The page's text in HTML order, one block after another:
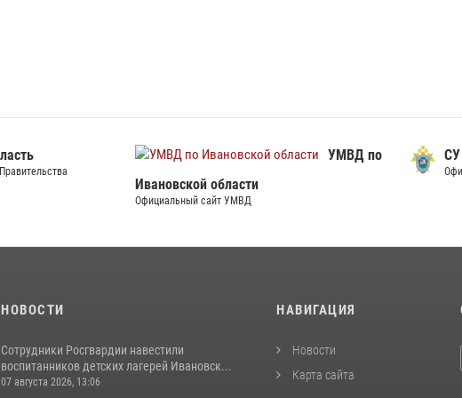
УМВД по
СУ СК по Ивановской
Официальный сайт СУ СК
НОВОСТИ
Сотрудники Росгвардии навестили
воспитанников детских лагерей Ивановск...
07 августа 2026, 13:06
НАВИГАЦИЯ
Новости
Карта сайта